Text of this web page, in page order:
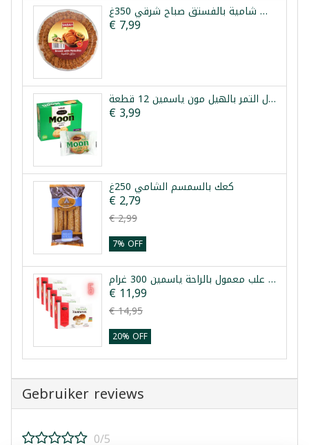
برازق شامية بالفستق صباح شرقي 350غ
€ 7,99
معمول التمر بالهيل مون ياسمين 12 قطعة *
€ 3,99
كعك بالسمسم الشامي 250غ
€ 2,79
€ 2,99
7% OFF
خمس علب معمول بالراحة ياسمين 300 غرام
€ 11,99
€ 14,95
20% OFF
Gebruiker reviews
0/5